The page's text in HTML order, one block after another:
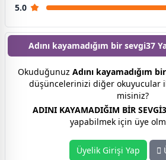
5.0
Adını kayamadığım bir sevgi37
Okuduğunuz Adını kayamadığım
düşüncelerinizi diğer okuyucular
misiniz?
ADINI KAYAMADIĞIM BİR
yapabilmek için üye
Üyelik Girişi Yap